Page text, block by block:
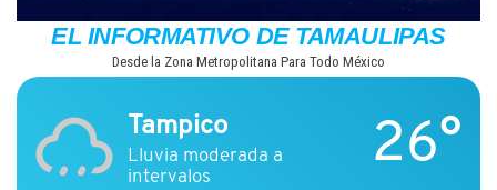
EL INFORMATIVO DE TAMAULIPAS
Desde la Zona Metropolitana Para Todo México
Tampico
Lluvia moderada a
intervalos
26°